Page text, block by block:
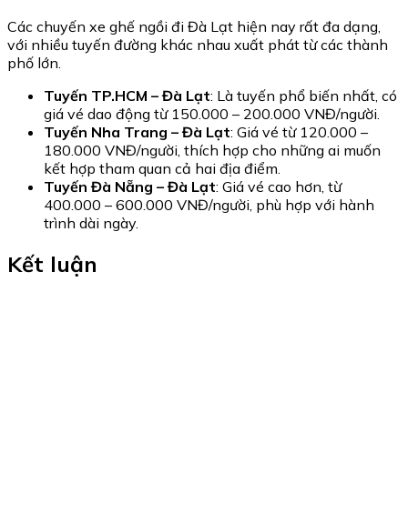
Các chuyến xe ghế ngồi đi Đà Lạt hiện nay rất đa dạng,
với nhiều tuyến đường khác nhau xuất phát từ các thành
phố lớn.
Tuyến TP.HCM – Đà Lạt: Là tuyến phổ biến nhất, có
giá vé dao động từ 150.000 – 200.000 VNĐ/người.
Tuyến Nha Trang – Đà Lạt: Giá vé từ 120.000 –
180.000 VNĐ/người, thích hợp cho những ai muốn
kết hợp tham quan cả hai địa điểm.
Tuyến Đà Nẵng – Đà Lạt: Giá vé cao hơn, từ
400.000 – 600.000 VNĐ/người, phù hợp với hành
trình dài ngày.
Kết luận